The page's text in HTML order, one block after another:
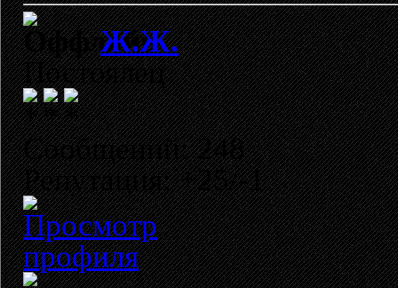
Ж.Ж.
Постоялец
Сообщений: 248
Репутация: +25/-1